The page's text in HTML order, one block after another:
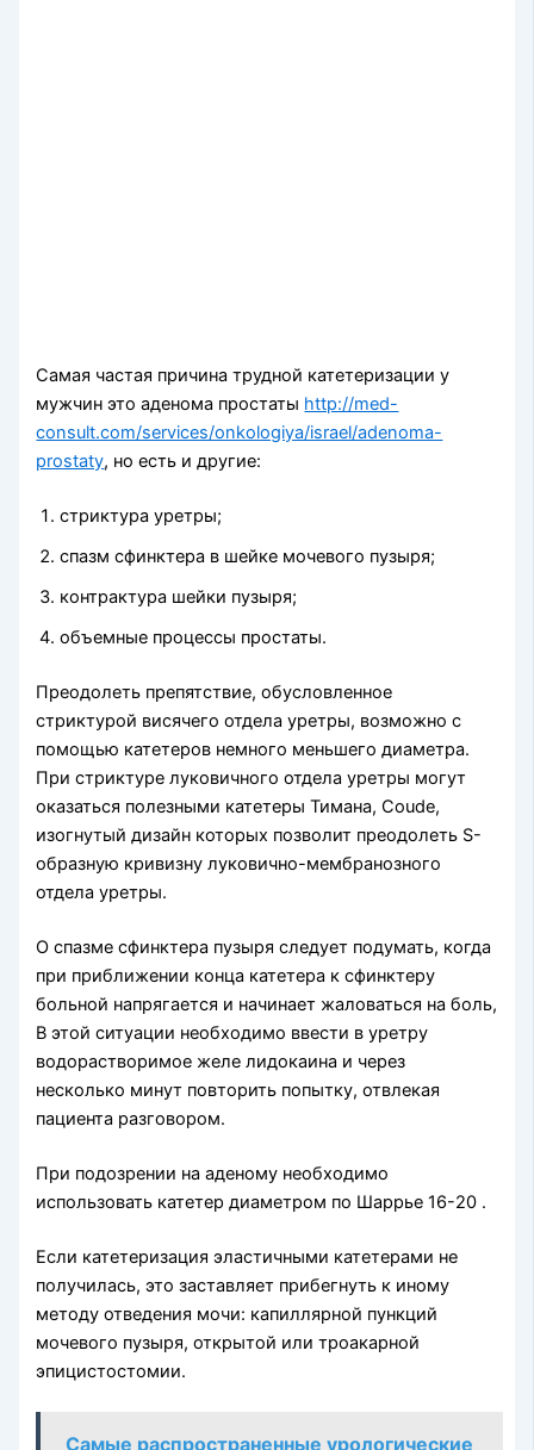
Самая частая причина трудной катетеризации у
мужчин это аденома простаты http://med-
consult.com/services/onkologiya/israel/adenoma-
prostaty, но есть и другие:
стриктура уретры;
спазм сфинктера в шейке мочевого пузыря;
контрактура шейки пузыря;
объемные процессы простаты.
Преодолеть препятствие, обусловленное
стриктурой висячего отдела уретры, возможно с
помощью катетеров немного меньшего диаметра.
При стриктуре луковичного отдела уретры могут
оказаться полезными катетеры Тимана, Coude,
изогнутый дизайн которых позволит преодолеть S-
образную кривизну луковично-мембранозного
отдела уретры.
О спазме сфинктера пузыря следует подумать, когда
при приближении конца катетера к сфинктеру
больной напрягается и начинает жаловаться на боль,
В этой ситуации необходимо ввести в уретру
водорастворимое желе лидокаина и через
несколько минут повторить попытку, отвлекая
пациента разговором.
При подозрении на аденому необходимо
использовать катетер диаметром по Шаррье 16-20 .
Если катетеризация эластичными катетерами не
получилась, это заставляет прибегнуть к иному
методу отведения мочи: капиллярной пункций
мочевого пузыря, открытой или троакарной
эпицистостомии.
Самые распространенные урологические